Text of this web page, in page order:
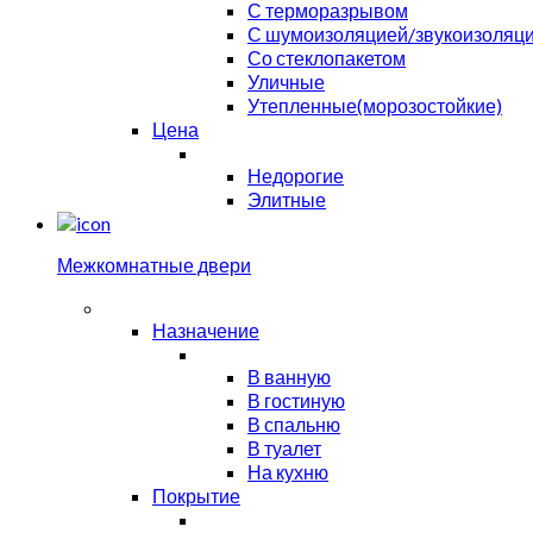
С терморазрывом
С шумоизоляцией/
Со стеклопакетом
Уличные
Утепленные(морозостойкие)
Цена
Недорогие
Элитные
Межкомнатные двери
Назначение
В ванную
В гостиную
В спальню
В туалет
На кухню
Покрытие